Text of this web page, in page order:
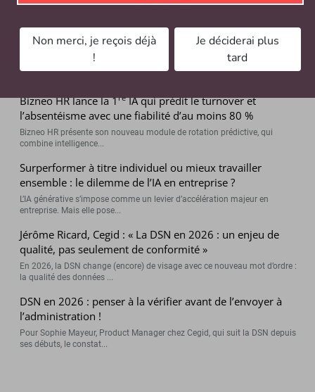
Nos partenaires recommandent
Vidéo Apogea : « DSN de substitution 2026 : comment
sécuriser vos déclarations sociales ? »
Avec l’arrivée de la DSN de substitution en 2026, le contrôle et la fiabilité
Bizneo HR lance la 1reIA qui prédit le turnover et
l’absentéisme avec une fiabilité d’au moins 80 %
Bizneo HR présente son nouveau module de rotation prédictive, qui
combine intelligence...
Surperformer à titre individuel ou mieux travailler
ensemble : le dilemme de l’IA en entreprise ?
L’IA générative s’impose comme un levier d’accélération majeur en
entreprise. Mais elle pose...
Jérôme Ricard, Cegid : « La DSN en 2026 : un enjeu de
qualité, pas seulement de conformité »
En 2026, la DSN change (encore) de visage avec ce nouveau mot d’ordre :
la qualité des données ...
DSN en 2026 : penser à la vérifier avant de l’envoyer à
l’administration !
Pour Sophie Mayeur, Product Manager chez Cegid, qui suit la DSN depuis
ses débuts, le constat...
Non merci, je reçois déjà
!
Je déciderai plus
tard